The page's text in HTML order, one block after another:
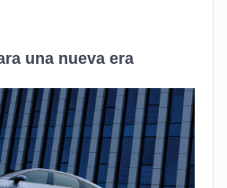
una nueva era